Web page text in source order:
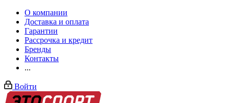
О компании
Доставка и оплата
Гарантии
Рассрочка и кредит
Бренды
Контакты
...
Войти